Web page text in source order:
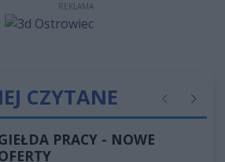
REKLAMA
CZYTANE Poprzednie
PRACY - NOWE